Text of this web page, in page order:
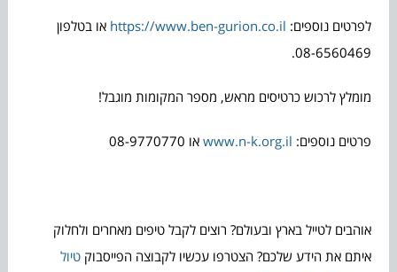
לפרטים נוספים: https://www.ben-gurion.co.il או בטלפון
08-6560469.
מומלץ לרכוש כרטיסים מראש, מספר המקומות מוגבל!
פרטים נוספים: www.n-k.org.il או 08-9770770
אוהבים לטייל בארץ ובעולם? רוצים לקבל טיפים מאחרים ולחלוק
איתם את הידע שלכם? הצטרפו עכשיו לקבוצה הפייסבוקטיול